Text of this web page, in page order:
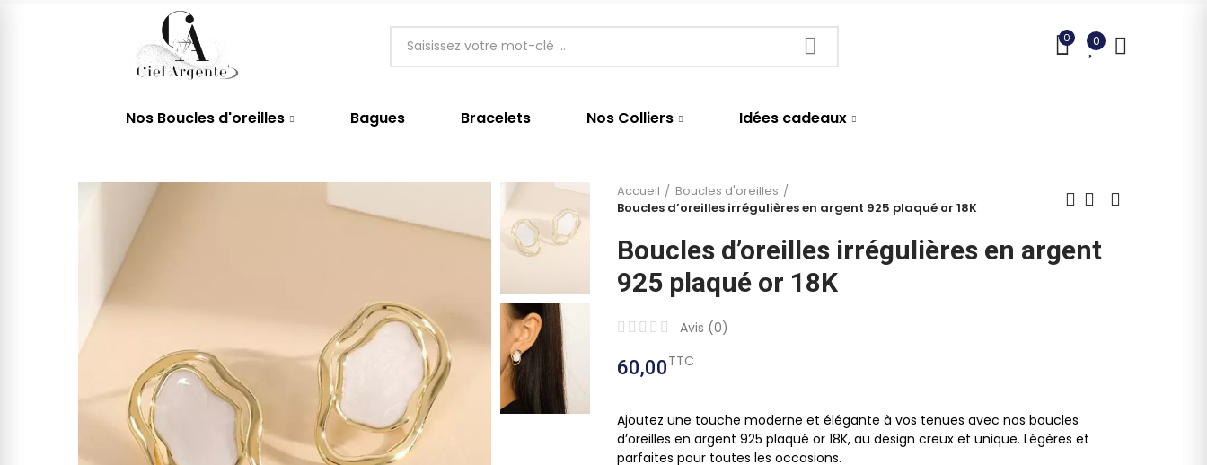
0 0
Nos Boucles d'oreilles Bagues Bracelets Nos Colliers Idées cadeaux
Accueil
Boucles d'oreilles
Boucles d’oreilles irrégulières en argent 925 plaqué or 18K
Boucles d’oreilles irrégulières en argent
925 plaqué or 18K
Avis (0)
60,00TTC
Ajoutez une touche moderne et élégante à vos tenues avec nos boucles
d’oreilles en argent 925 plaqué or 18K, au design creux et unique. Légères et
parfaites pour toutes les occasions.